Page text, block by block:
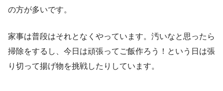
の方が多いです。
家事は普段はそれとなくやっています。汚いなと思ったら
掃除をするし、今日は頑張ってご飯作ろう！という日は張
り切って揚げ物を挑戦したりしています。